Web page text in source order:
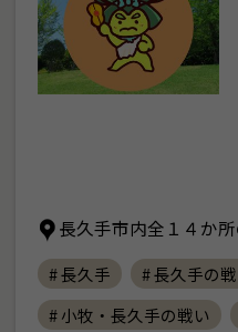
長久手市内全１４か
# 長久手
# 長久手の
# 小牧・長久手の戦い